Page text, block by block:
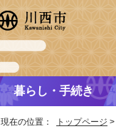
暮らし・手続き
現在の位置： トップページ >